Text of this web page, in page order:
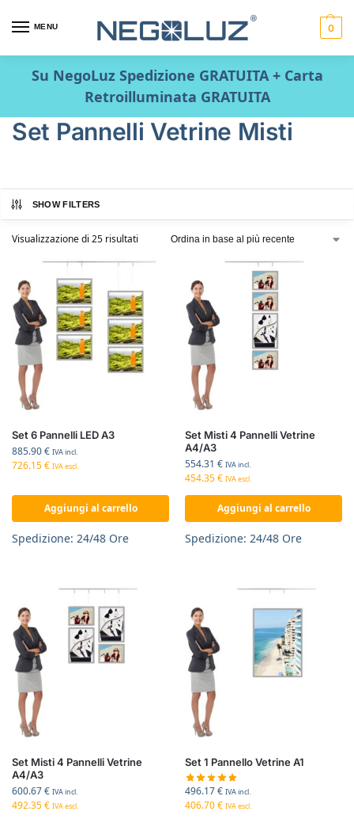
MENU 0
Su NegoLuz Spedizione GRATUITA + Carta
Retroilluminata GRATUITA
Set Pannelli Vetrine Misti
SHOW FILTERS
Visualizzazione di 25 risultati
Set 6 Pannelli LED A3
885.90€ IVA incl.
726.15€ IVA escl.
Aggiungi al carrello
Spedizione: 24/48 Ore
Set Misti 4 Pannelli Vetrine
A4/A3
554.31 € IVA incl.
454.35€ IVA escl.
Aggiungi al carrello
Spedizione: 24/48 Ore
Set Misti 4 Pannelli Vetrine
A4/A3
600.67€ IVA incl.
492.35€ IVA escl.
Set 1 Pannello Vetrine A1
496.17€ IVA incl.
406.70€ IVA escl.